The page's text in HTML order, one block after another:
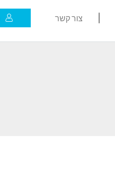
צור קשר